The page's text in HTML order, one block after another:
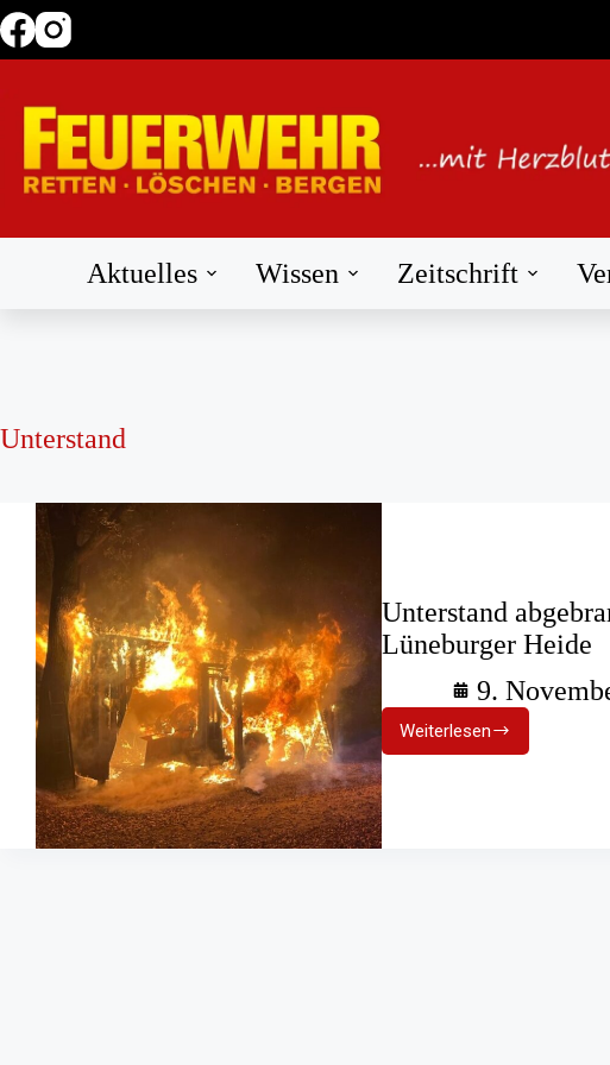
Zum
Inhalt
Aktuelles Wissen Zeitschrift
Unterstand
Unterstand
Lüneburger Heide
9.
WeiterlesenUnterstand
abgebrannt